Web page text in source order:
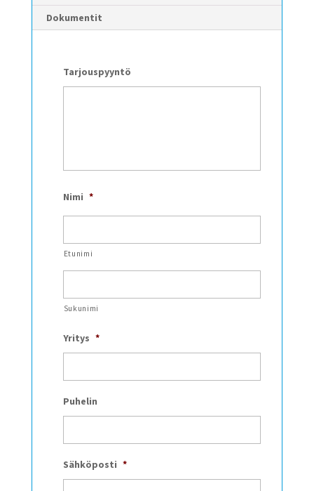
Dokumentit
Tarjouspyyntö
Nimi *
Etunimi
Sukunimi
Yritys *
Puhelin
Sähköposti *